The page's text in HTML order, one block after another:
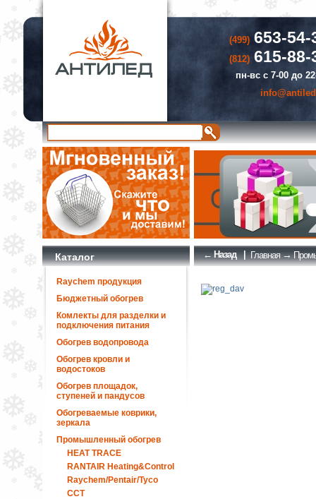
(499)653-54-
(812)615-88-
пн-вс с 7-00 до
Каталог
Raychem продукция
Бюджетный обогрев
Комлекты для разделки и
подключения питания
Обогрев водопровода
Обогрев кровли и
водостоков
Обогрев площадок,
ступеней и пандусов
Обогреваемые коврики,
зеркала
Промышленный обогрев
HEAT TRACE
RANTAIR Heating&Control
Raychem/Pentair/Tyco
ССТ
← Назад | Главная→